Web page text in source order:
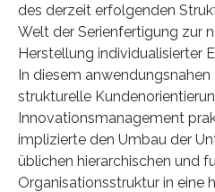
des derzeit erfolgenden
Welt der Serienfertigung zur
Herstellung individualisierter
In diesem
strukturelle
Innovationsmanagement
implizierte den Umbau der
üblichen hierarchischen und
Organisationsstruktur in eine